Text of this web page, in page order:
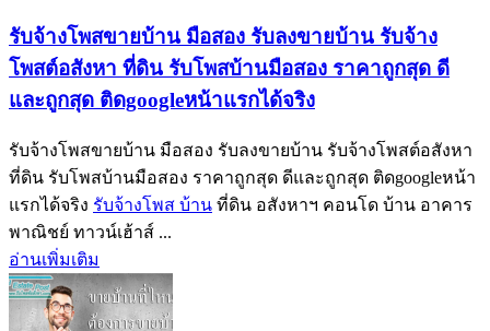
รับจ้างโพสขายบ้าน มือสอง รับลงขายบ้าน รับจ้าง
โพสต์อสังหา ที่ดิน รับโพสบ้านมือสอง ราคาถูกสุด ดี
และถูกสุด ติดgoogleหน้าแรกได้จริง
รับจ้างโพสขายบ้าน มือสอง รับลงขายบ้าน รับจ้างโพสต์อสังหา
ที่ดิน รับโพสบ้านมือสอง ราคาถูกสุด ดีและถูกสุด ติดgoogleหน้า
แรกได้จริง รับจ้างโพส บ้าน ที่ดิน อสังหาฯ คอนโด บ้าน อาคาร
พาณิชย์ ทาวน์เฮ้าส์ ...
อ่านเพิ่มเติม